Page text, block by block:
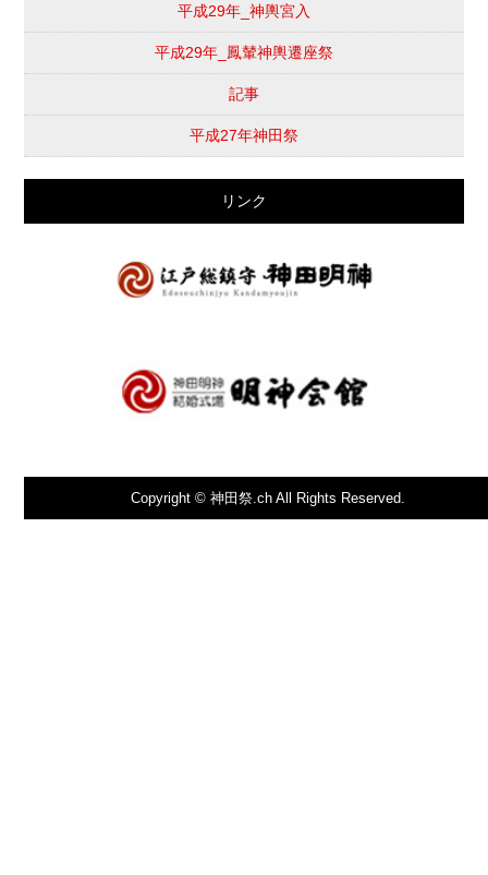
平成29年_神輿宮入
平成29年_鳳輦神輿遷座祭
記事
平成27年神田祭
リンク
Copyright © 神田祭.ch All Rights Reserved.